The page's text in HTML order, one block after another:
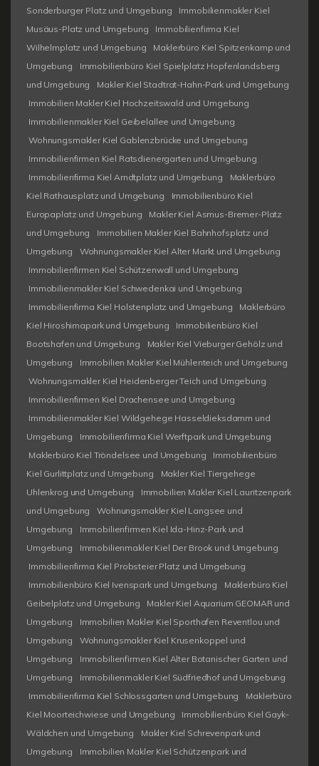
Sonderburger Platz und Umgebung
Immobilienmakler Kiel
Musäus-Platz und Umgebung
Immobilienfirma Kiel
Wilhelmplatz und Umgebung
Maklerbüro Kiel Spitzenkamp und
Umgebung
Immobilienbüro Kiel Spielplatz Hopfenlandsberg
und Umgebung
Makler Kiel Stadtrat-Hahn-Park und Umgebung
Immobilien Makler Kiel Hochzeitswald und Umgebung
Immobilienmakler Kiel Geibelallee und Umgebung
Wohnungsmakler Kiel Gablenzbrücke und Umgebung
Immobilienfirmen Kiel Ratsdienergarten und Umgebung
Immobilienfirma Kiel Arndtplatz und Umgebung
Maklerbüro
Kiel Rathausplatz und Umgebung
Immobilienbüro Kiel
Europaplatz und Umgebung
Makler Kiel Asmus-Bremer-Platz
und Umgebung
Immobilien Makler Kiel Bahnhofsplatz und
Umgebung
Wohnungsmakler Kiel Alter Markt und Umgebung
Immobilienfirmen Kiel Schützenwall und Umgebung
Immobilienmakler Kiel Schwedenkai und Umgebung
Immobilienfirma Kiel Holstenplatz und Umgebung
Maklerbüro
Kiel Hiroshimapark und Umgebung
Immobilienbüro Kiel
Bootshafen und Umgebung
Makler Kiel Vieburger Gehölz und
Umgebung
Immobilien Makler Kiel Mühlenteich und Umgebung
Wohnungsmakler Kiel Heidenberger Teich und Umgebung
Immobilienfirmen Kiel Drachensee und Umgebung
Immobilienmakler Kiel Wildgehege Hasseldieksdamm und
Umgebung
Immobilienfirma Kiel Werftpark und Umgebung
Maklerbüro Kiel Tröndelsee und Umgebung
Immobilienbüro
Kiel Gurlittplatz und Umgebung
Makler Kiel Tiergehege
Uhlenkrog und Umgebung
Immobilien Makler Kiel Lauritzenpark
und Umgebung
Wohnungsmakler Kiel Langsee und
Umgebung
Immobilienfirmen Kiel Ida-Hinz-Park und
Umgebung
Immobilienmakler Kiel Der Brook und Umgebung
Immobilienfirma Kiel Probsteier Platz und Umgebung
Immobilienbüro Kiel Ivenspark und Umgebung
Maklerbüro Kiel
Geibelplatz und Umgebung
Makler Kiel Aquarium GEOMAR und
Umgebung
Immobilien Makler Kiel Sporthafen Reventlou und
Umgebung
Wohnungsmakler Kiel Krusenkoppel und
Umgebung
Immobilienfirmen Kiel Alter Botanischer Garten und
Umgebung
Immobilienmakler Kiel Südfriedhof und Umgebung
Immobilienfirma Kiel Schlossgarten und Umgebung
Maklerbüro
Kiel Moorteichwiese und Umgebung
Immobilienbüro Kiel Gayk-
Wäldchen und Umgebung
Makler Kiel Schrevenpark und
Umgebung
Immobilien Makler Kiel Schützenpark und